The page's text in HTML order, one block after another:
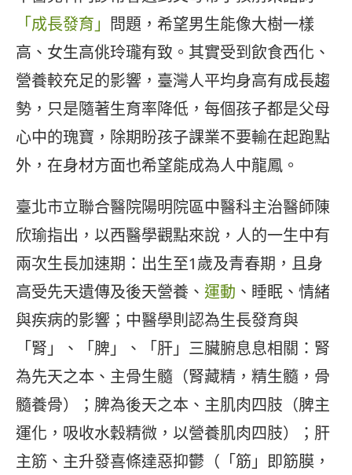
「成長發育」 問題，希望男生能像大樹一樣
高、女生高佻玲瓏有致。其實受到飲食西化、
營養較充足的影響，臺灣人平均身高有成長趨
勢，只是隨著生育率降低，每個孩子都是父母
心中的瑰寶，除期盼孩子課業不要輸在起跑點
外，在身材方面也希望能成為人中龍鳳。
臺北市立聯合醫院陽明院區中醫科主治醫師陳
欣瑜指出，以西醫學觀點來說，人的一生中有
兩次生長加速期：出生至1歲及青春期，且身
高受先天遺傳及後天營養、 運動 、睡眠、情緒
與疾病的影響；中醫學則認為生長發育與
「腎」、「脾」、「肝」三臟腑息息相關：腎
為先天之本、主骨生髓（腎藏精，精生髓，骨
髓養骨）；脾為後天之本、主肌肉四肢（脾主
運化，吸收水穀精微，以營養肌肉四肢）；肝
主筋、主升發喜條達惡抑鬱（「筋」即筋膜，